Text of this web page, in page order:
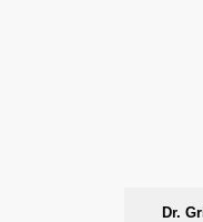
Dr.